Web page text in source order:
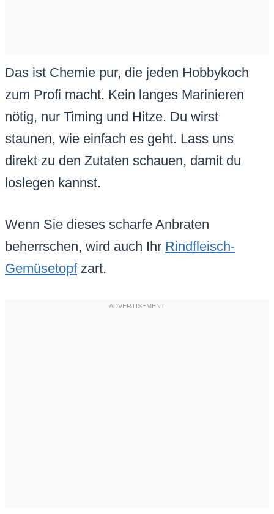
Das ist Chemie pur, die jeden Hobbykoch
zum Profi macht. Kein langes Marinieren
nötig, nur Timing und Hitze. Du wirst
staunen, wie einfach es geht. Lass uns
direkt zu den Zutaten schauen, damit du
loslegen kannst.
Wenn Sie dieses scharfe Anbraten
beherrschen, wird auch Ihr Rindfleisch-
Gemüsetopfzart.